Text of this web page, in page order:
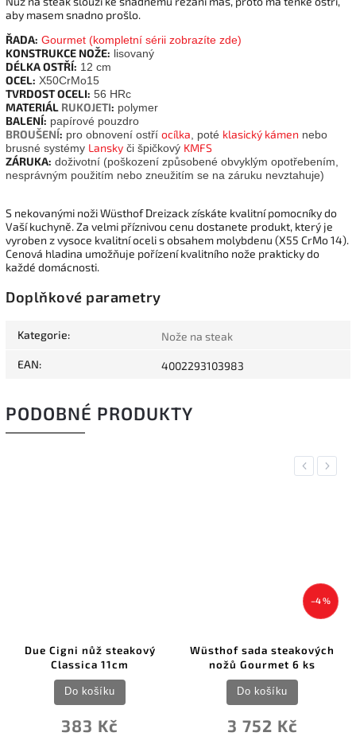
aby masem snadno prošlo.
ŘADA: Gourmet (kompletní sérii zobrazíte zde)
KONSTRUKCE NOŽE: lisovaný
DÉLKA OSTŘÍ: 12 cm
OCEL: X50CrMo15
TVRDOST OCELI: 56 HRc
MATERIÁL RUKOJETI: polymer
BALENÍ: papírové pouzdro
BROUŠENÍ: pro obnovení ostří ocílka , poté klasický kámen nebo
brusné systémy Lansky či špičkový KMFS
ZÁRUKA: doživotní (poškození způsobené obvyklým opotřebením,
nesprávným použitím nebo zneužitím se na záruku nevztahuje)
S nekovanými noži Wüsthof Dreizack získáte kvalitní pomocníky do
Vaší kuchyně. Za velmi příznivou cenu dostanete produkt, který je
vyroben z vysoce kvalitní oceli s obsahem molybdenu (X55 CrMo 14).
Cenová hladina umožňuje pořízení kvalitního nože prakticky do
každé domácnosti.
Doplňkové parametry
Kategorie: Nože na steak
EAN: 4002293103983
PODOBNÉ PRODUKTY
Previous
Due Cigni nůž steakový
Classica 11cm
383 Kč
Do košíku
–4 %
Wüsthof sada steakových
nožů Gourmet 6 ks
3 752 Kč
Do košíku
Next